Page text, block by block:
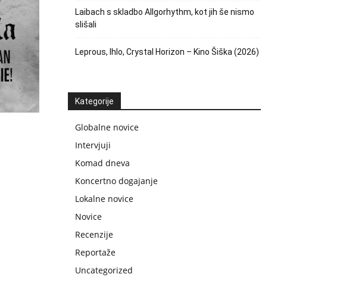
Laibach s skladbo Allgorhythm, kot jih še nismo
slišali
Leprous, Ihlo, Crystal Horizon – Kino Šiška (2026)
Kategorije
Globalne novice
Intervjuji
Komad dneva
Koncertno dogajanje
Lokalne novice
Novice
Recenzije
Reportaže
Uncategorized